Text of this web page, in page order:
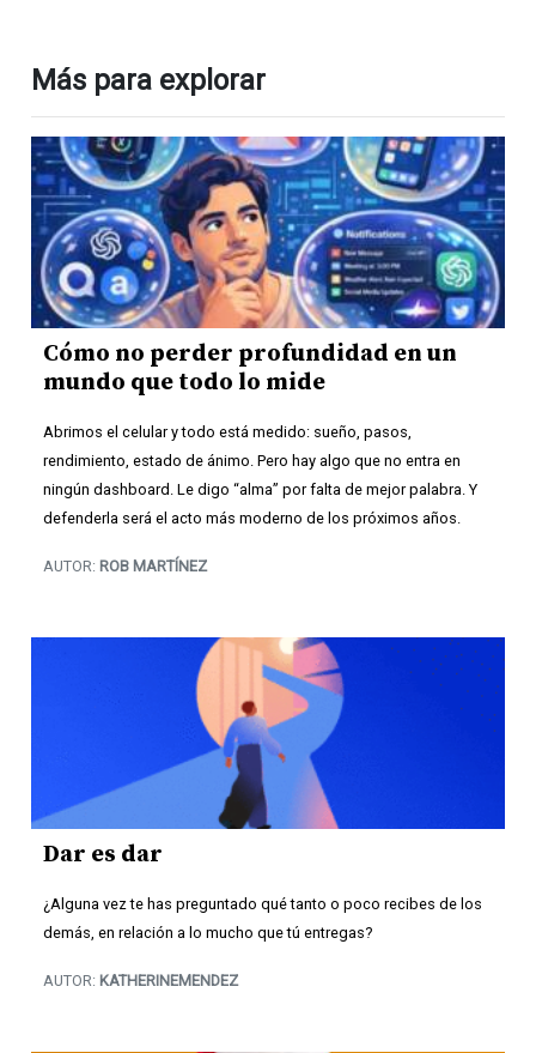
Más para explorar
Cómo no perder profundidad en un
mundo que todo lo mide
Abrimos el celular y todo está medido: sueño, pasos,
rendimiento, estado de ánimo. Pero hay algo que no entra en
ningún dashboard. Le digo “alma” por falta de mejor palabra. Y
defenderla será el acto más moderno de los próximos años.
AUTOR: ROB MARTÍNEZ
Dar es dar
¿Alguna vez te has preguntado qué tanto o poco recibes de los
demás, en relación a lo mucho que tú entregas?
AUTOR: KATHERINEMENDEZ